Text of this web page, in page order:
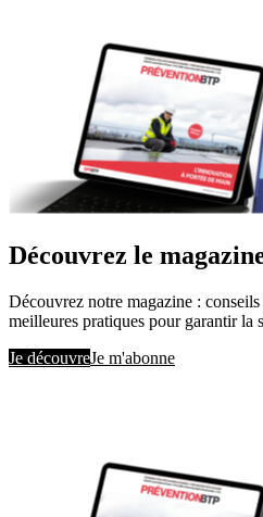
Découvrez le
Découvrez notre magazine :
meilleures pratiques pour garantir la
Je découvreJe m'abonne